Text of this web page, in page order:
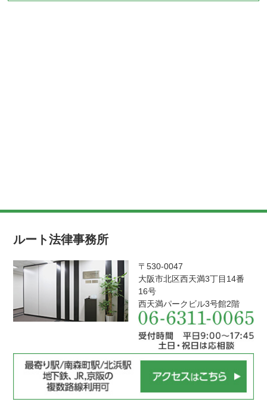
ルート法律事務所
〒530-0047
大阪市北区西天満3丁目14番
16号
西天満パークビル3号館2階